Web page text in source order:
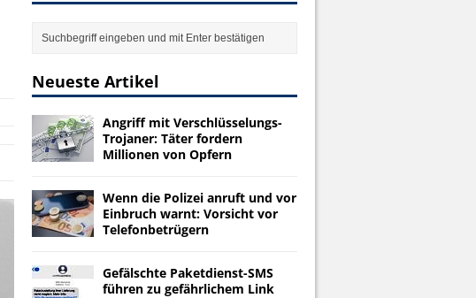
Neueste Artikel
Angriff mit Verschlüsselungs-
Trojaner: Täter fordern
Millionen von Opfern
Wenn die Polizei anruft und vor
Einbruch warnt: Vorsicht vor
Telefonbetrügern
Gefälschte Paketdienst-SMS
führen zu gefährlichem Link